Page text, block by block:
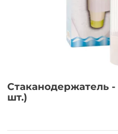
Стаканодержатель
шт.)